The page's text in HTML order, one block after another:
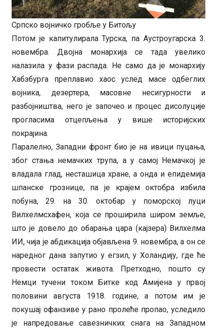
Српско војничко гробље у Битољу
Потом је капитулирала Турска, па Аустроугарска 3.
новембра. Двојна монархија се тада увелико
налазила у фази распада. Не само да је монархију
Хабзбурга преплавио хаос услед масе одбеглих
војника, дезертера, масовне несигурности и
разбојништва, него је започео и процес дисолуције
прогласима отцепљења у више историјских
покрајина.
Паралелно, Западни фронт био је на ивици пуцања,
због стања немачких трупа, а у самој Немачкој је
владала глад, несташица хране, а онда и епидемија
шпанске грознице, па је крајем октобра избила
побуна, 29. на 30. октобар у поморској луци
Вилхелмсхафен, која се проширила широм земље,
што је довело до обарања цара (кајзера) Вилхелма
ИИ, чија је абдикација објављена 9. новембра, а он се
наредног дана запутио у егзил, у Холандију, где ће
провести остатак живота. Претходно, пошто су
Немци тучени током Битке код Амијена у првој
половини августа 1918. године, а потом им је
покушај офанзиве у рано пролеће пропао, уследило
је напредовање савезничких снага на Западном